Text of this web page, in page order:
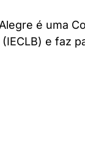
é uma
e faz